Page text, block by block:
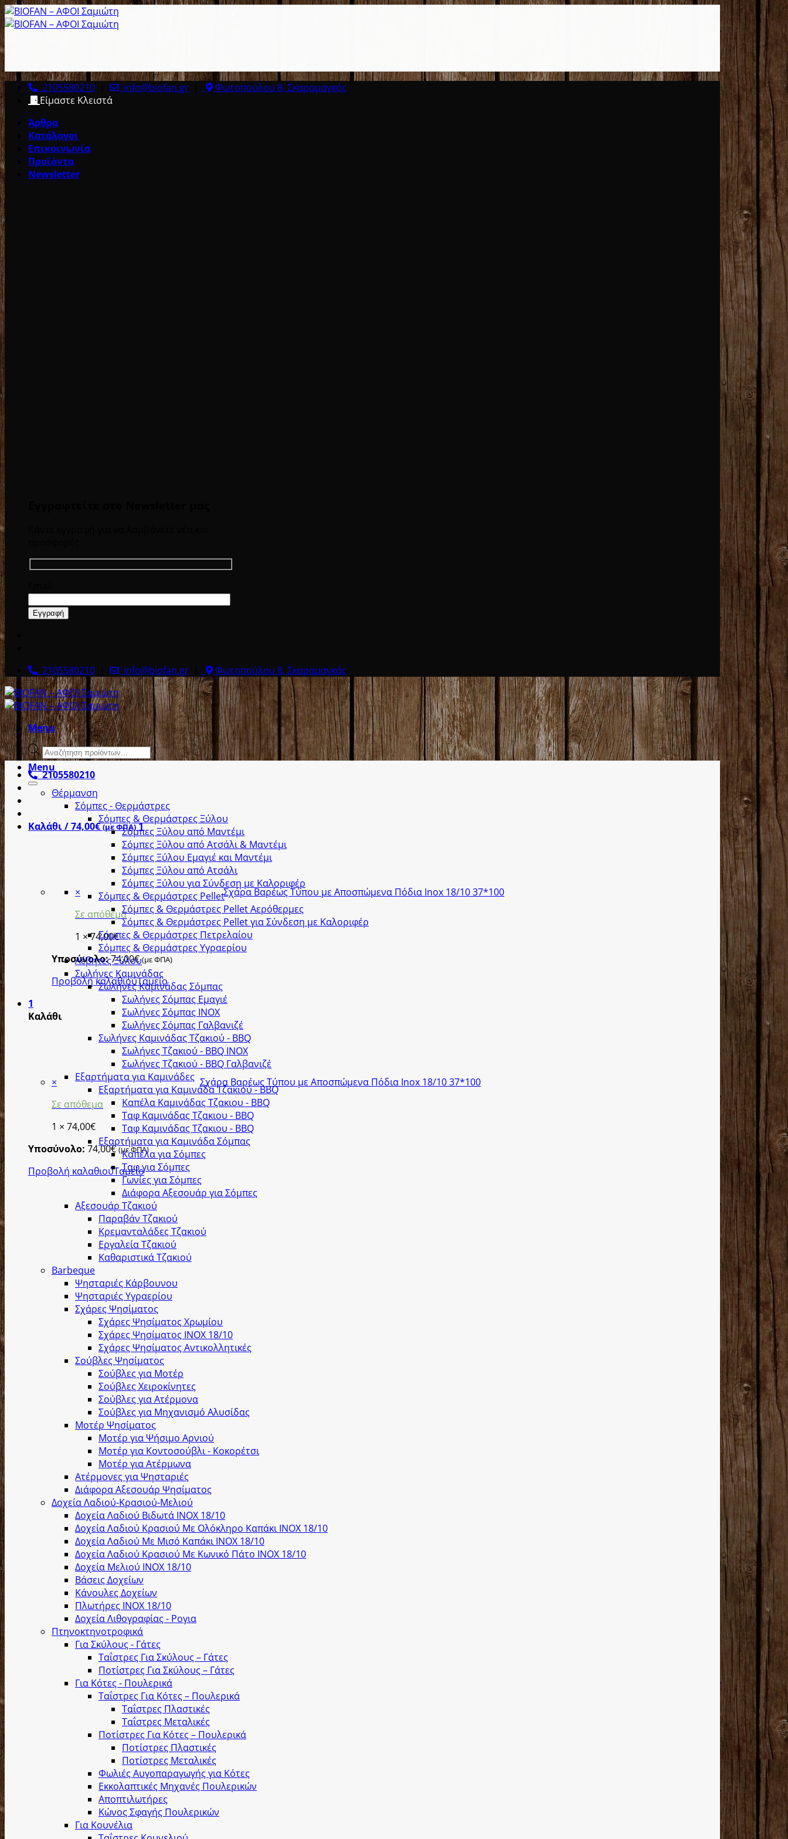
Μετάβαση
στο
περιεχόμενο
2105580210 info@biofan.gr
Φωτοπούλου 8, Σκαραμαγκάς
Είμαστε Κλειστά
Άρθρα
Κατάλογοι
Επικοινωνία
Προϊόντα
Newsletter
2105580210 info@biofan.gr Φωτοπούλου 8, Σκαραμαγκάς
Menu
Products
search
2105580210
Καλάθι /74,00€ (με ΦΠΑ) 1
×
Σχάρα Βαρέως Τύπου με Αποσπώμενα Πόδια Inox 18/10 37*100
Σε απόθεμα
1 ×74,00€
Υποσύνολο:74,00€ (με ΦΠΑ)
Προβολή καλαθιούΤαμείο
1
Καλάθι
×
Σχάρα Βαρέως Τύπου με Αποσπώμενα Πόδια Inox 18/10 37*100
Σε απόθεμα
1 × 74,00€
Υποσύνολο: 74,00€ (με ΦΠΑ)
Προβολή καλαθιούΤαμείο
Menu
Θέρμανση
Σόμπες - Θερμάστρες
Σόμπες & Θερμάστρες Ξύλου
Σόμπες Ξύλου από Μαντέμι
Σόμπες Ξύλου από Ατσάλι & Μαντέμι
Σόμπες Ξύλου Εμαγιέ και Μαντέμι
Σόμπες Ξύλου από Ατσάλι
Σόμπες Ξύλου για Σύνδεση με Καλοριφέρ
Σόμπες & Θερμάστρες Pellet
Σόμπες & Θερμάστρες Pellet Αερόθερμες
Σόμπες & Θερμάστρες Pellet για Σύνδεση με Καλοριφέρ
Σόμπες & Θερμάστρες Πετρελαίου
Σόμπες & Θερμάστρες Υγραερίου
Λέβητες Ξύλου
Σωλήνες Καμινάδας
Σωλήνες Καμινάδας Σόμπας
Σωλήνες Σόμπας Εμαγιέ
Σωλήνες Σόμπας INOX
Σωλήνες Σόμπας Γαλβανιζέ
Σωλήνες Καμινάδας Τζακιού - BBQ
Σωλήνες Τζακιού - BBQ INOX
Σωλήνες Τζακιού - BBQ Γαλβανιζέ
Εξαρτήματα για Καμινάδες
Εξαρτήματα για Καμινάδα Τζακιού - BBQ
Καπέλα Καμινάδας Τζακιου - BBQ
Ταφ Καμινάδας Τζακιου - BBQ
Ταφ Καμινάδας Τζακιου - BBQ
Εξαρτήματα για Καμινάδα Σόμπας
Καπέλα για Σόμπες
Ταφ για Σόμπες
Γωνίες για Σόμπες
Διάφορα Αξεσουάρ για Σόμπες
Αξεσουάρ Τζακιού
Παραβάν Τζακιού
Κρεμανταλάδες Τζακιού
Εργαλεία Τζακιού
Καθαριστικά Τζακιού
Barbeque
Ψησταριές Κάρβουνου
Ψησταριές Υγραερίου
Σχάρες Ψησίματος
Σχάρες Ψησίματος Χρωμίου
Σχάρες Ψησίματος INOX 18/10
Σχάρες Ψησίματος Αντικολλητικές
Σούβλες Ψησίματος
Σούβλες για Μοτέρ
Σούβλες Χειροκίνητες
Σούβλες για Ατέρμονα
Σούβλες για Μηχανισμό Αλυσίδας
Μοτέρ Ψησίματος
Μοτέρ για Ψήσιμο Αρνιού
Μοτέρ για Κοντοσούβλι - Κοκορέτσι
Μοτέρ για Ατέρμωνα
Ατέρμονες για Ψησταριές
Διάφορα Αξεσουάρ Ψησίματος
Δοχεία Λαδιού-Κρασιού-Μελιού
Δοχεία Λαδιού Βιδωτά ΙΝΟΧ 18/10
Δοχεία Λαδιού Κρασιού Με Ολόκληρο Καπάκι ΙΝΟΧ 18/10
Δοχεία Λαδιού Με Μισό Καπάκι ΙΝΟΧ 18/10
Δοχεία Λαδιού Κρασιού Με Κωνικό Πάτο ΙΝΟΧ 18/10
Δοχεία Μελιού ΙΝΟΧ 18/10
Βάσεις Δοχείων
Κάνουλες Δοχείων
Πλωτήρες INOX 18/10
Δοχεία Λιθογραφίας - Ρογια
Πτηνοκτηνοτροφικά
Για Σκύλους - Γάτες
Ταΐστρες Για Σκύλους – Γάτες
Ποτίστρες Για Σκύλους – Γάτες
Για Κότες - Πουλερικά
Ταΐστρες Για Κότες – Πουλερικά
Ταΐστρες Πλαστικές
Ταΐστρες Μεταλικές
Ποτίστρες Για Κότες – Πουλερικά
Ποτίστρες Πλαστικές
Ποτίστρες Μεταλικές
Φωλιές Αυγοπαραγωγής για Κότες
Εκκολαπτικές Μηχανές Πουλερικών
Αποπτιλωτήρες
Κώνος Σφαγής Πουλερικών
Για Κουνέλια